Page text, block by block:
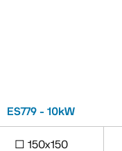
ES779 - 10kW
□ 150x150